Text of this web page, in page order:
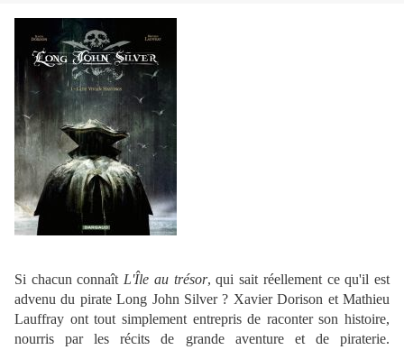
Si chacun connaît L'Île au trésor, qui sait réellement ce qu'il est
advenu du pirate Long John Silver ? Xavier Dorison et Mathieu
Lauffray ont tout simplement entrepris de raconter son histoire,
nourris par les récits de grande aventure et de piraterie.